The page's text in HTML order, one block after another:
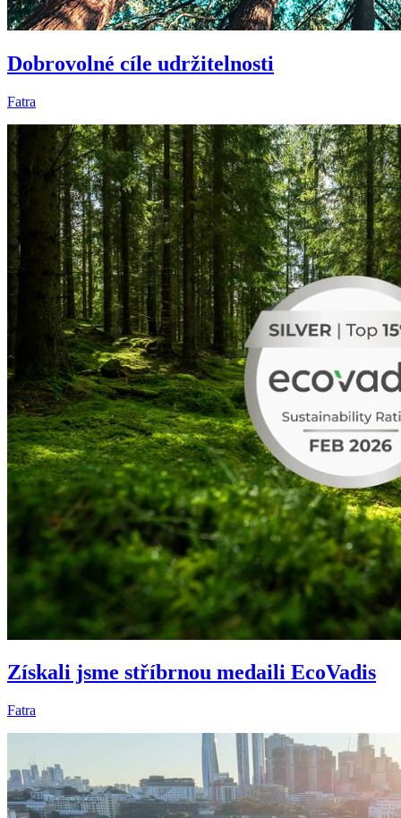
Dobrovolné cíle udržitelnosti
Fatra
Získali jsme stříbrnou medaili EcoVadis
Fatra